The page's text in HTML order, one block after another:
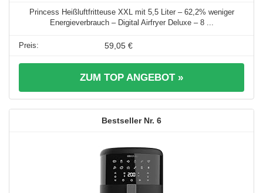
Princess Heißluftfritteuse XXL mit 5,5 Liter – 62,2% weniger
Energieverbrauch – Digital Airfryer Deluxe – 8 ...
59,05 €
ZUM TOP ANGEBOT »
6